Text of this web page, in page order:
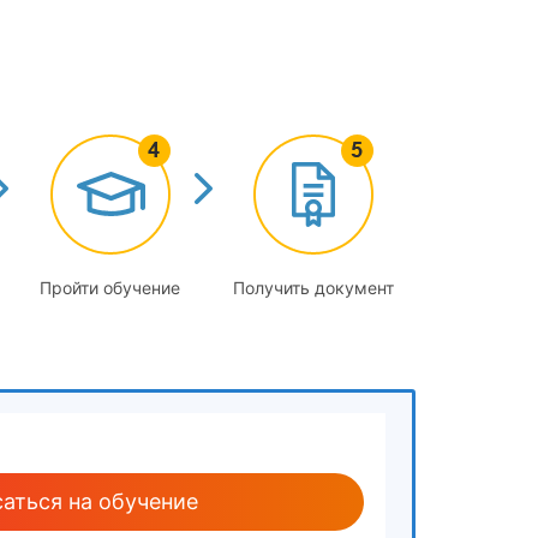
малой механизации, ручному
инструментом
Пройти обучение Получить документ
на обучение